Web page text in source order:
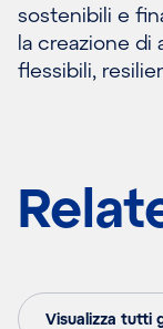
sostenibili e
la creazione di
flessibili,
Visualizza tutti